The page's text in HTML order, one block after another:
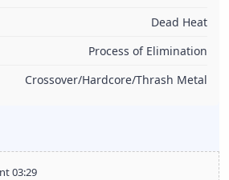
Dead Heat
Process of Elimination
Crossover/Hardcore/Thrash Metal
03:29